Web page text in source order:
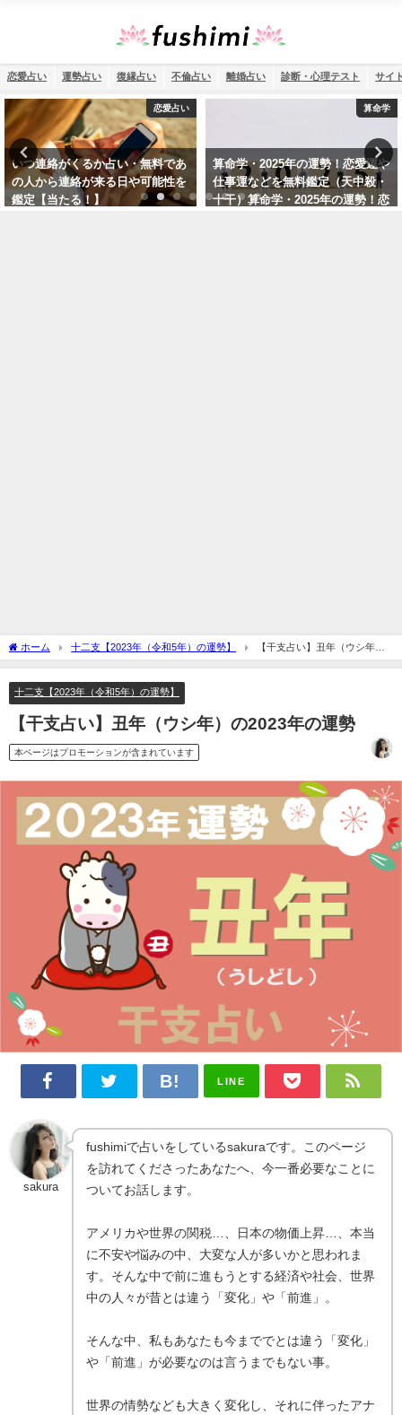
恋愛占い 運勢占い 復縁占い 不倫占い 離婚占い 診断・心理テスト サイ
算命学
算命学・2025年の運勢！恋愛運や
仕事運などを無料鑑定（天中殺・
十干）算命学・2025年の運勢！恋
運勢占い
四柱推命で2026年を読み解く！無
料診断であなたの生年月日で運勢
を確認
ホーム 十二支【2023年（令和5年）の運勢】
【干支占い】丑年（ウシ年）
の2023年の運勢
十二支【2023年（令和5年）の運勢】
【干支占い】丑年（ウシ年）の2023年の運勢
本ページはプロモーションが含まれています
LINE
sakura
fushimiで占いをしているsakuraです。このページ
を訪れてくださったあなたへ、今一番必要なことに
ついてお話します。
アメリカや世界の関税…、日本の物価上昇…、本当
に不安や悩みの中、大変な人が多いかと思われま
す。そんな中で前に進もうとする経済や社会、世界
中の人々が昔とは違う「変化」や「前進」。
そんな中、私もあなたも今まででとは違う「変化」
や「前進」が必要なのは言うまでもない事。
世界の情勢なども大きく変化し、それに伴ったアナ